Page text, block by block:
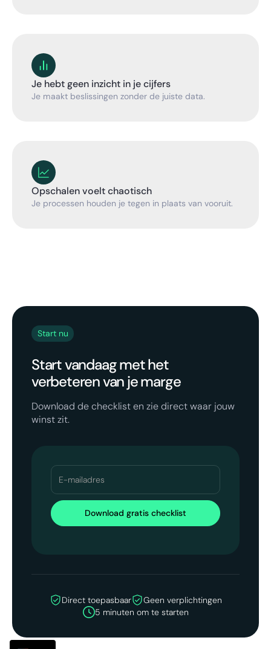
Je hebt geen inzicht in je cijfers
Je maakt beslissingen zonder de juiste data.
Opschalen voelt chaotisch
Je processen houden je tegen in plaats van vooruit.
Start nu
Start vandaag met het
verbeteren van je marge
Download de checklist en zie direct waar jouw
winst zit.
Direct toepasbaar
Geen verplichtingen
5 minuten om te starten